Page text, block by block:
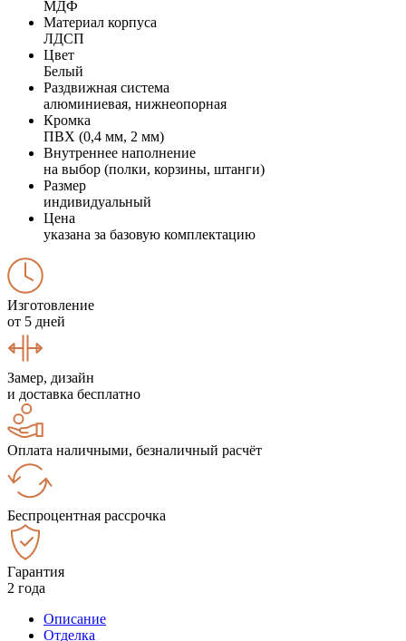
МДФ
Материал корпуса
ЛДСП
Цвет
Белый
Раздвижная система
алюминиевая, нижнеопорная
Кромка
ПВХ (0,4 мм, 2 мм)
Внутреннее наполнение
на выбор (полки, корзины, штанги)
Размер
индивидуальный
Цена
указана за базовую комплектацию
Изготовление
от 5 дней
Замер, дизайн
и доставка бесплатно
Оплата наличными, безналичный расчёт
Беспроцентная рассрочка
Гарантия
2 года
Описание
Отделка